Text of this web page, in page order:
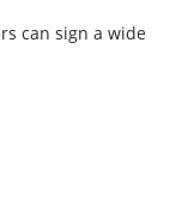
can sign a wide